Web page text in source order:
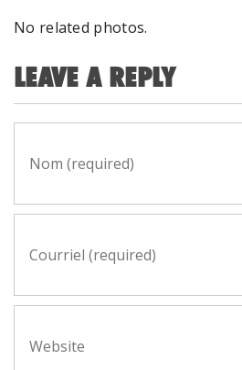
No related photos.
LEAVE A REPLY